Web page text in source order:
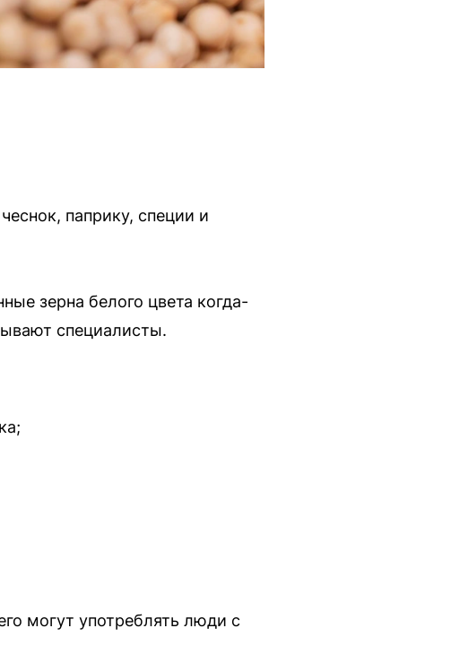
паприку, специи и
зерна белого цвета когда-
специалисты.
могут употреблять люди с